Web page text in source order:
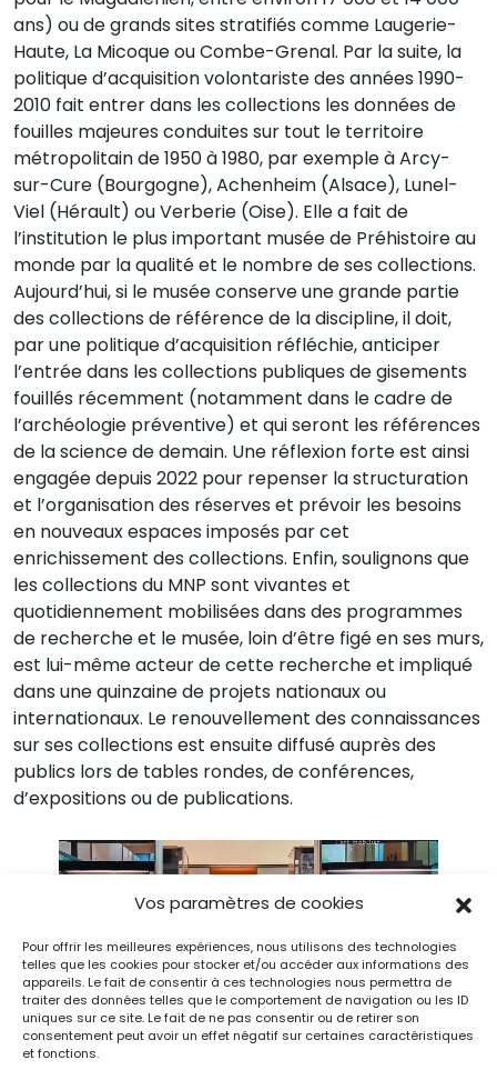
Vos paramètres de cookies
Pour offrir les meilleures expériences, nous utilisons des technologies
telles que les cookies pour stocker et/ou accéder aux informations des
appareils. Le fait de consentir à ces technologies nous permettra de
traiter des données telles que le comportement de navigation ou les ID
uniques sur ce site. Le fait de ne pas consentir ou de retirer son
consentement peut avoir un effet négatif sur certaines caractéristiques
et fonctions.
ans) ou de grands sites stratifiés comme Laugerie-
Haute, La Micoque ou Combe-Grenal. Par la suite, la
politique d’acquisition volontariste des années 1990-
2010 fait entrer dans les collections les données de
fouilles majeures conduites sur tout le territoire
métropolitain de 1950 à 1980, par exemple à Arcy-
sur-Cure (Bourgogne), Achenheim (Alsace), Lunel-
Viel (Hérault) ou Verberie (Oise). Elle a fait de
l’institution le plus important musée de Préhistoire au
monde par la qualité et le nombre de ses collections.
Aujourd’hui, si le musée conserve une grande partie
des collections de référence de la discipline, il doit,
par une politique d’acquisition réfléchie, anticiper
l’entrée dans les collections publiques de gisements
fouillés récemment (notamment dans le cadre de
l’archéologie préventive) et qui seront les références
de la science de demain. Une réflexion forte est ainsi
engagée depuis 2022 pour repenser la structuration
et l’organisation des réserves et prévoir les besoins
en nouveaux espaces imposés par cet
enrichissement des collections. Enfin, soulignons que
les collections du MNP sont vivantes et
quotidiennement mobilisées dans des programmes
de recherche et le musée, loin d’être figé en ses murs,
est lui-même acteur de cette recherche et impliqué
dans une quinzaine de projets nationaux ou
internationaux. Le renouvellement des connaissances
sur ses collections est ensuite diffusé auprès des
publics lors de tables rondes, de conférences,
d’expositions ou de publications.